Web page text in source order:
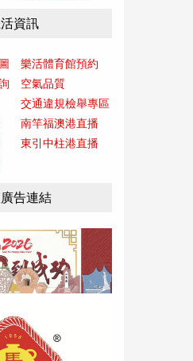
資訊
樂活體育館預約
空氣品質
交通違規檢舉專區
南竿福澳港直播
東引中柱港直播
告連結